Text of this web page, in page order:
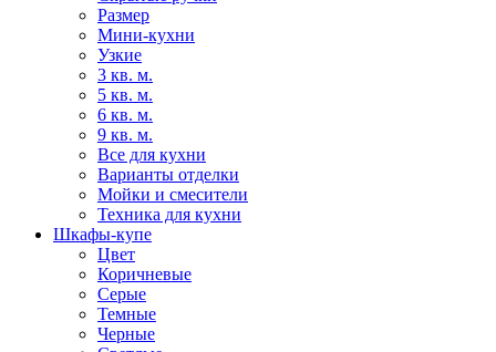
Размер
Мини-кухни
Узкие
3 кв. м.
5 кв. м.
6 кв. м.
9 кв. м.
Все для кухни
Варианты отделки
Мойки и смесители
Техника для кухни
Шкафы-купе
Цвет
Коричневые
Серые
Темные
Черные